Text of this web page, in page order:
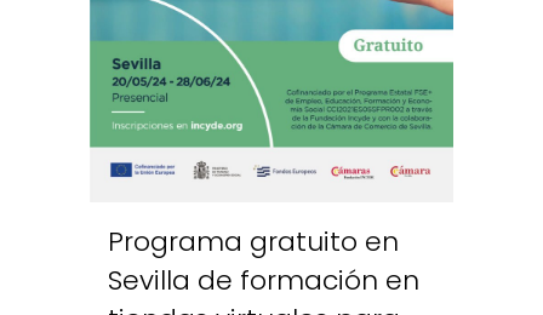
Programa gratuito en
Sevilla de formación en